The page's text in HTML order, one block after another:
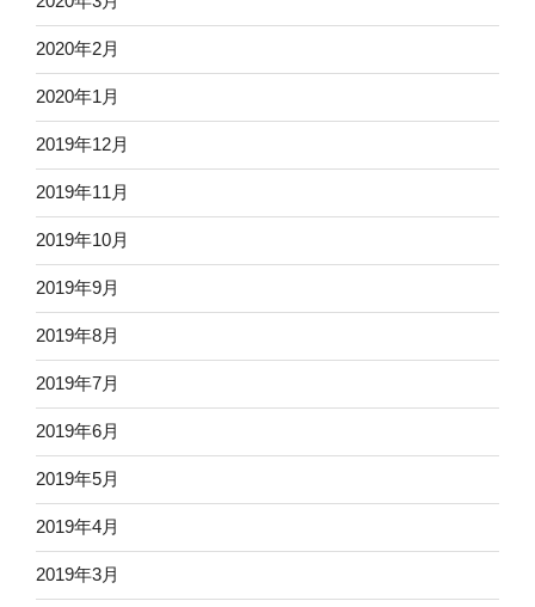
2020年2月
2020年1月
2019年12月
2019年11月
2019年10月
2019年9月
2019年8月
2019年7月
2019年6月
2019年5月
2019年4月
2019年3月